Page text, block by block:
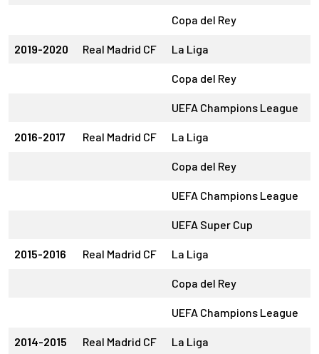
Copa del Rey
2019-2020 Real Madrid CF La Liga
Copa del Rey
UEFA Champions League
2016-2017 Real Madrid CF La Liga
Copa del Rey
UEFA Champions League
UEFA Super Cup
2015-2016 Real Madrid CF La Liga
Copa del Rey
UEFA Champions League
2014-2015 Real Madrid CF La Liga